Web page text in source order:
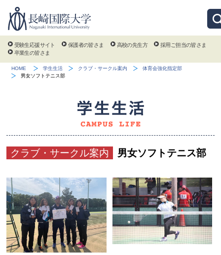
受験生応援サイト 保護者の皆さま 高校の先生方
採用ご担当の皆さま
卒業生の皆さま
HOME 学生生活 クラブ・サークル案内
体育会強化指定部
男女ソフトテニス部
クラブ・サークル案内 男女ソフトテニス部